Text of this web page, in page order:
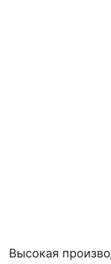
Высокая